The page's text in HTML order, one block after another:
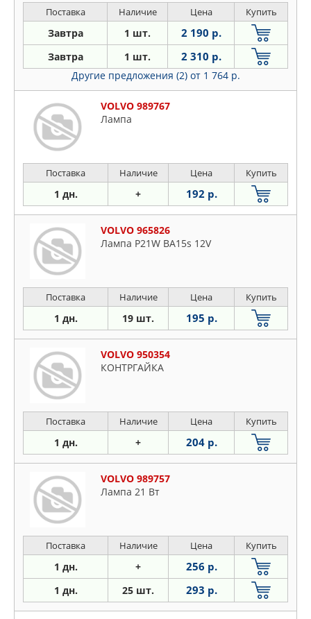
Поставка Наличие Цена Купить
Завтра 1 шт. 2 190 р.
Завтра 1 шт. 2 310 р.
Другие предложения (2) от 1 764 р.
VOLVO 989767
Лампа
Поставка Наличие Цена Купить
1 дн. + 192 р.
VOLVO 965826
Лампа P21W BA15s 12V
Поставка Наличие Цена Купить
1 дн. 19 шт. 195 р.
VOLVO 950354
КОНТРГАЙКА
Поставка Наличие Цена Купить
1 дн. + 204 р.
VOLVO 989757
Лампа 21 Вт
Поставка Наличие Цена Купить
1 дн. + 256 р.
1 дн. 25 шт. 293 р.